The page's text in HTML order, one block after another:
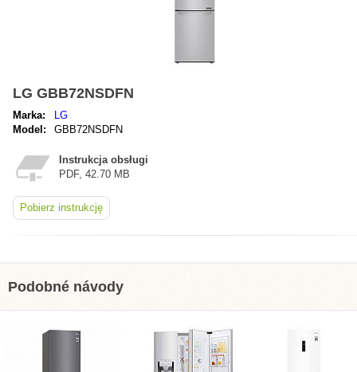
LG GBB72NSDFN
Marka:
LG
Model:
GBB72NSDFN
Instrukcja obsługi
PDF, 42.70 MB
Pobierz instrukcję
Podobné návody